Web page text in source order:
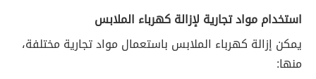
استخدام مواد تجارية لإزالة كهرباء الملابس
يمكن إزالة كهرباء الملابس باستعمال مواد تجارية مختلفة،
منها: